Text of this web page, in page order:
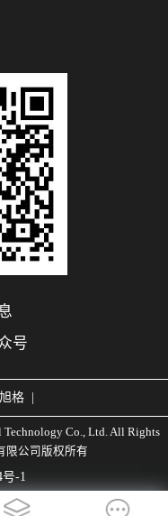
号
格
Co., Ltd. All Rights
限公司版权所有
号-1